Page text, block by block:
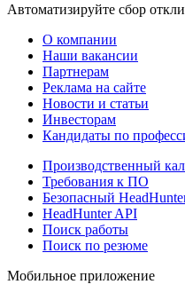
Автоматизируйте сбор
О компании
Наши вакансии
Партнерам
Реклама на сайте
Новости и статьи
Инвесторам
Кандидаты по
Производственный
Требования к ПО
Безопасный
HeadHunter API
Поиск работы
Поиск по резюме
Мобильное приложение